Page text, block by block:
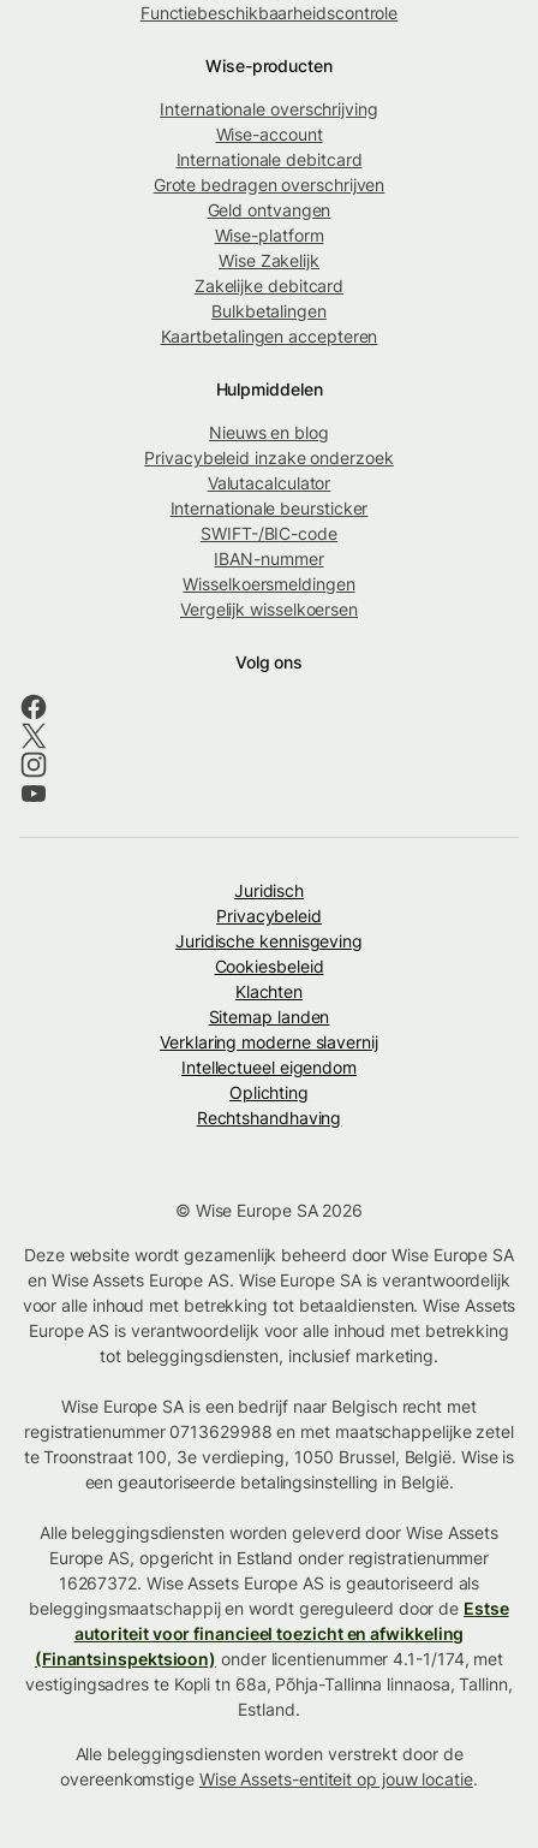
Functiebeschikbaarheidscontrole
Wise-producten
Internationale overschrijving
Wise-account
Internationale debitcard
Grote bedragen overschrijven
Geld ontvangen
Wise-platform
Wise Zakelijk
Zakelijke debitcard
Bulkbetalingen
Kaartbetalingen accepteren
Hulpmiddelen
Nieuws en blog
Privacybeleid inzake onderzoek
Valutacalculator
Internationale beursticker
SWIFT-/BIC-code
IBAN-nummer
Wisselkoersmeldingen
Vergelijk wisselkoersen
Volg ons
Juridisch
Privacybeleid
Juridische kennisgeving
Cookiesbeleid
Klachten
Sitemap landen
Verklaring moderne slavernij
Intellectueel eigendom
Oplichting
Rechtshandhaving
© Wise Europe SA 2026
Deze website wordt gezamenlijk beheerd door Wise Europe SA
en Wise Assets Europe AS. Wise Europe SA is verantwoordelijk
voor alle inhoud met betrekking tot betaaldiensten. Wise Assets
Europe AS is verantwoordelijk voor alle inhoud met betrekking
tot beleggingsdiensten, inclusief marketing.
Wise Europe SA is een bedrijf naar Belgisch recht met
registratienummer 0713629988 en met maatschappelijke zetel
te Troonstraat 100, 3e verdieping, 1050 Brussel, België. Wise is
een geautoriseerde betalingsinstelling in België.
Alle beleggingsdiensten worden geleverd door Wise Assets
Europe AS, opgericht in Estland onder registratienummer
16267372. Wise Assets Europe AS is geautoriseerd als
beleggingsmaatschappij en wordt gereguleerd door de Estse
autoriteit voor financieel toezicht en afwikkeling
(Finantsinspektsioon) onder licentienummer 4.1-1/174, met
vestigingsadres te Kopli tn 68a, Põhja-Tallinna linnaosa, Tallinn,
Estland.
Alle beleggingsdiensten worden verstrekt door de
overeenkomstige Wise Assets-entiteit op jouw locatie.